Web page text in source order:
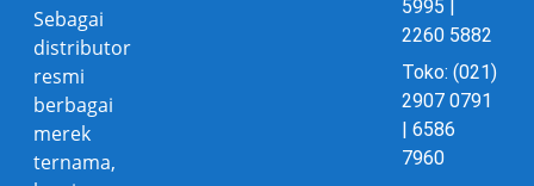
Sebagai
distributor
resmi
berbagai
merek
ternama,
5995 |
2260 5882
Toko: (021)
2907 0791
| 6586
7960